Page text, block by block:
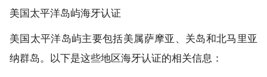
美国太平洋岛屿海牙认证
美国太平洋岛屿主要包括美属萨摩亚、关岛和北马里亚
纳群岛。以下是这些地区海牙认证的相关信息：